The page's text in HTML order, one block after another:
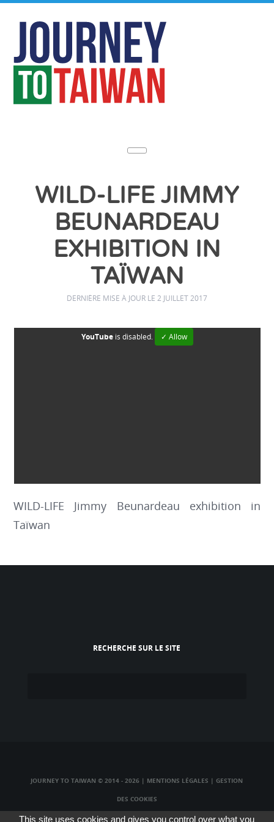
WILD-LIFE JIMMY
BEUNARDEAU
EXHIBITION IN
TAÏWAN
DERNIÈRE MISE À JOUR LE 2 JUILLET 2017
YouTubeis disabled. ✓ Allow
WILD-LIFE Jimmy Beunardeau exhibition in
Taïwan
RECHERCHE SUR LE SITE
JOURNEY TO TAIWAN © 2014 - 2026 | MENTIONS LÉGALES |GESTION
DES COOKIES
TAIWAN TV LIVE|TAIWAN RADIO LIVE|TAIWAN WEBCAM LIVE
This site uses cookies and gives you control over what you